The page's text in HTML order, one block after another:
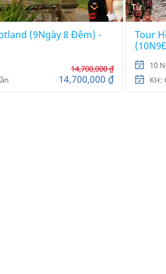
14,700,000 ₫
14,700,000 ₫
(9Ngày 8 Đêm) -
Từ
Tour
10
KH: